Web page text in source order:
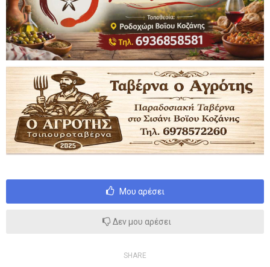
Μου αρέσει
Δεν μου αρέσει
SHARE